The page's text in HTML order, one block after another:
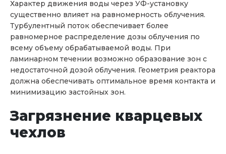
Характер движения воды через УФ-установку
существенно влияет на равномерность облучения.
Турбулентный поток обеспечивает более
равномерное распределение дозы облучения по
всему объему обрабатываемой воды. При
ламинарном течении возможно образование зон с
недостаточной дозой облучения. Геометрия реактора
должна обеспечивать оптимальное время контакта и
минимизацию застойных зон.
Загрязнение кварцевых
чехлов